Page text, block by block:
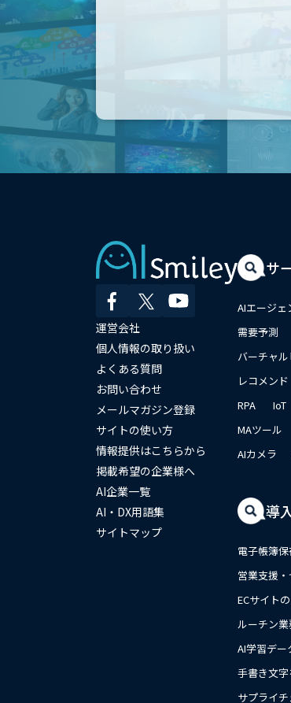
運営会社
個人情報の取り扱い
よくある質問
お問い合わせ
メールマガジン登録
サイトの使い方
情報提供はこちらから
掲載希望の企業様へ
AI企業一覧
AI・DX用語集
サイトマップ
サ
AIエージェ
需要予測
バーチャ
レコメンド
RPA
IoT
MAツール
AIカメラ
導
電子帳簿
営業支援
ECサイト
ルーチン
AI学習デー
手書き文
サプライ